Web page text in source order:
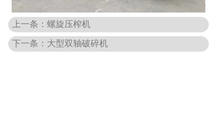
上一条：螺旋压榨机
下一条：大型双轴破碎机